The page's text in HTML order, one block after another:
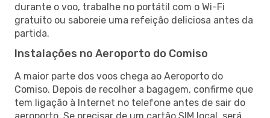
durante o voo, trabalhe no portátil com o Wi-Fi
gratuito ou saboreie uma refeição deliciosa antes da
partida.
Instalações no Aeroporto do Comiso
A maior parte dos voos chega ao Aeroporto do
Comiso. Depois de recolher a bagagem, confirme que
tem ligação à Internet no telefone antes de sair do